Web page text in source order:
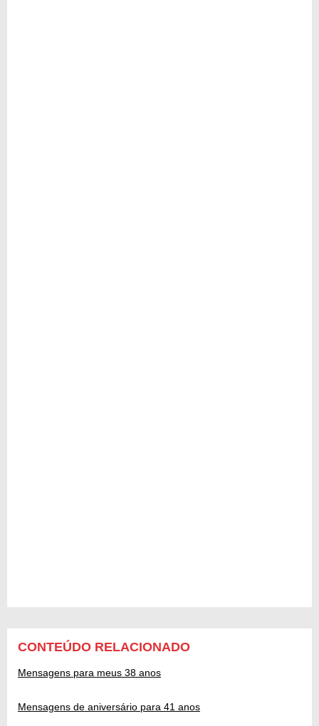
CONTEÚDO RELACIONADO
Mensagens para meus 38 anos
Mensagens de aniversário para 41 anos